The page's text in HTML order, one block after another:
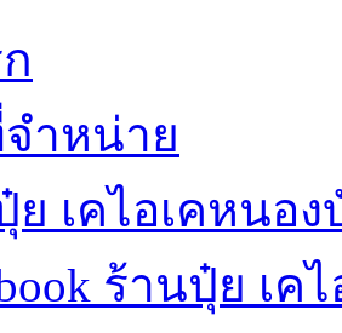
ำหน่าย
ย เคไอเคหนอ
ร้านปุ๋ย เ